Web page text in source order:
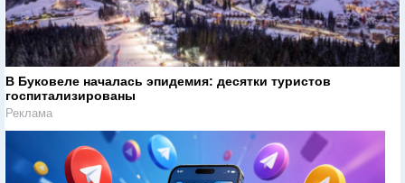
В Буковеле началась эпидемия: десятки туристов
госпитализированы
Реклама